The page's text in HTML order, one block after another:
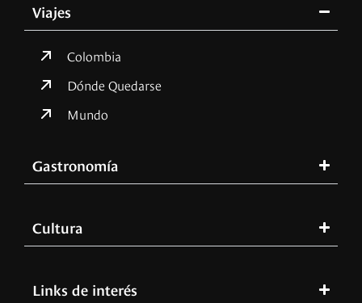
Viajes
Colombia
Dónde Quedarse
Mundo
Gastronomía
Cultura
Links de interés